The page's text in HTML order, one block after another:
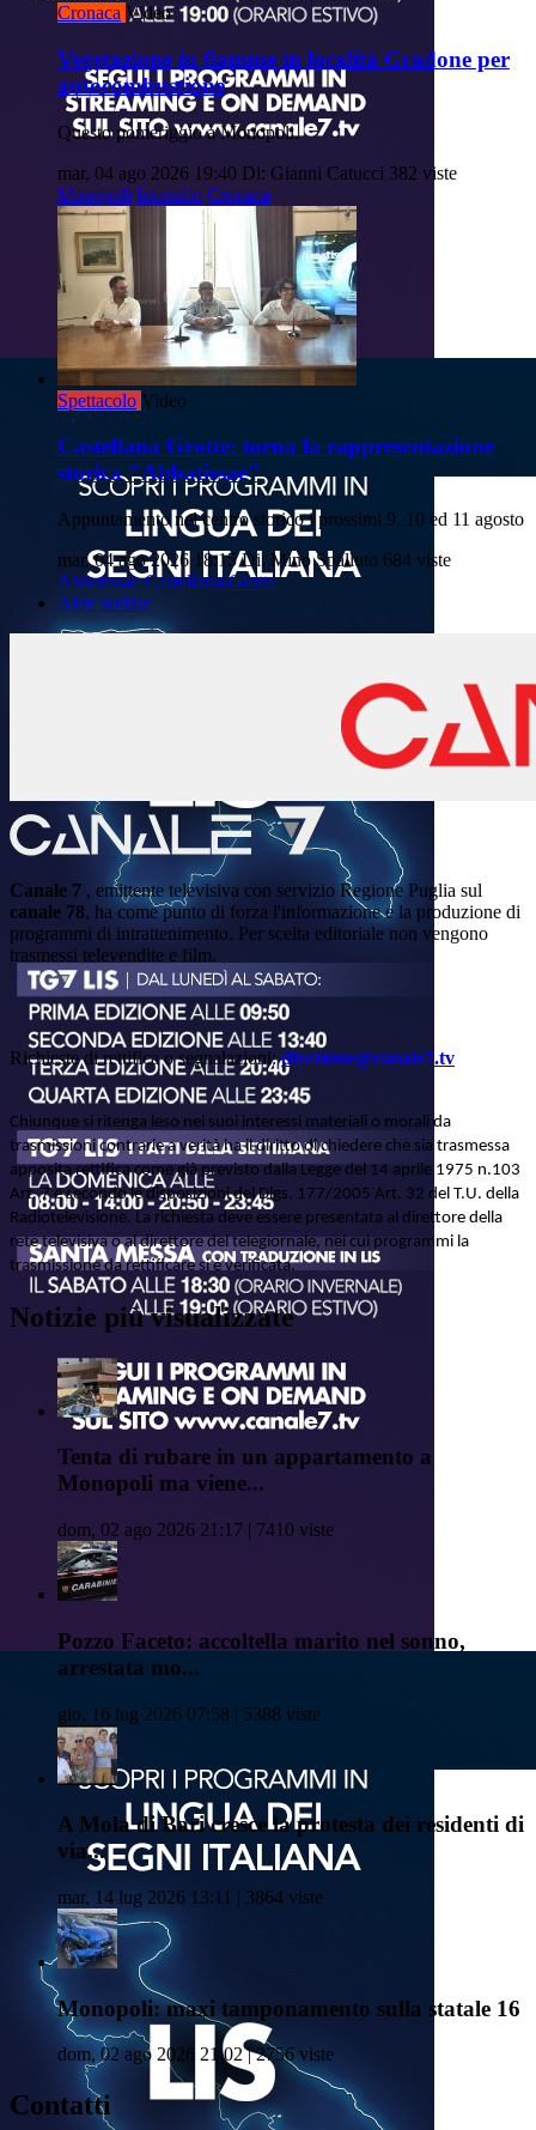
Cronaca Video
Vegetazione in fiamme in località Gradone per
autocombustione
Questo pomeriggio a Monopoli.
mar, 04 ago 2026 19:40 Di: Gianni Catucci 382 viste
Monopoli Incendio Cronaca
Spettacolo Video
Castellana Grotte: torna la rappresentazione
storica "Abbatissae"
Appuntamento nel centro storico i prossimi 9, 10 ed 11 agosto
mar, 04 ago 2026 18:15 Di: Mino Spalluto 684 viste
Abbatissae Castellana-Grotte
Altre notizie
Canale 7 , emittente televisiva con servizio Regione Puglia sul
canale 78, ha come punto di forza l'informazione e la produzione di
programmi di intrattenimento. Per scelta editoriale non vengono
trasmessi televendite e film.
Richieste di rettifica o segnalazioni:direzione@canale7.tv
Chiunque si ritenga leso nei suoi interessi materiali o morali da
trasmissioni contrarie a verità ha il diritto di chiedere che sia trasmessa
apposita rettifica come già previsto dalla Legge del 14 aprile 1975 n.103
Art. 7 e secondo le disposizioni del Dlgs. 177/2005 Art. 32 del T.U. della
Radiotelevisione. La richiesta deve essere presentata al direttore della
rete televisiva o al direttore del telegiornale, nei cui programmi la
trasmissione da rettificare si è verificata.
Notizie più visualizzate
Tenta di rubare in un appartamento a
Monopoli ma viene...
dom, 02 ago 2026 21:17 | 7410 viste
Pozzo Faceto: accoltella marito nel sonno,
arrestata mo...
gio, 16 lug 2026 07:58 | 5388 viste
A Mola di Bari cresce la protesta dei residenti di
via...
mar, 14 lug 2026 13:11 | 3864 viste
Monopoli: maxi tamponamento sulla statale 16
dom, 02 ago 2026 21:02 | 2756 viste
Contatti